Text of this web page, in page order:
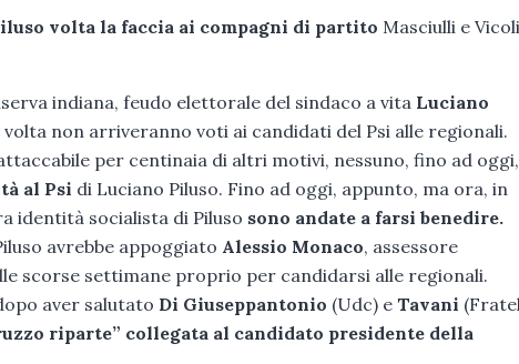
volta la faccia ai compagni di partito Masciulli e
indiana, feudo elettorale del sindaco a vita Luciano
non arriveranno voti ai candidati del Psi alle regionali.
per centinaia di altri motivi, nessuno, fino ad oggi,
al Psi di Luciano Piluso. Fino ad oggi, appunto, ma ora, in
identità socialista di Piluso sono andate a farsi benedire.
avrebbe appoggiato Alessio Monaco, assessore
scorse settimane proprio per candidarsi alle regionali.
aver salutato Di Giuseppantonio (Udc) e Tavani
riparte” collegata al candidato presidente della